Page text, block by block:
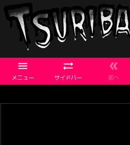

メニュー

サイドバー

前へ